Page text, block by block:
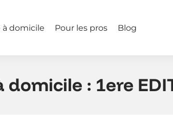
à domicile Pour les pros Blog
: 1ere